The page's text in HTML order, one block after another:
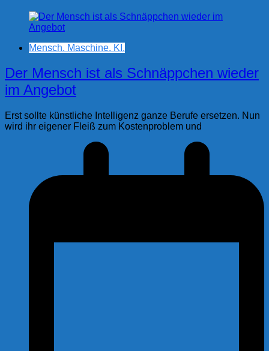
Mensch. Maschine. KI.
Der Mensch ist als Schnäppchen wieder
im Angebot
Erst sollte künstliche Intelligenz ganze Berufe ersetzen. Nun
wird ihr eigener Fleiß zum Kostenproblem und